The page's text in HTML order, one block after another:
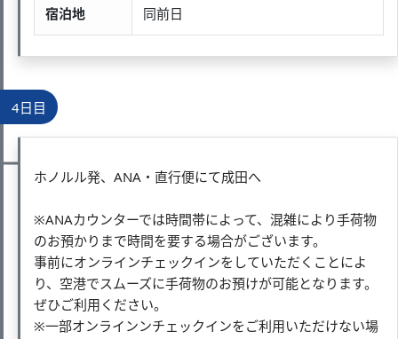
宿泊地 同前日
4日目
ホノルル発、ANA・直行便にて成田へ
※ANAカウンターでは時間帯によって、混雑により手荷物
のお預かりまで時間を要する場合がございます。
事前にオンラインチェックインをしていただくことによ
り、空港でスムーズに手荷物のお預けが可能となります。
ぜひご利用ください。
※一部オンラインンチェックインをご利用いただけない場